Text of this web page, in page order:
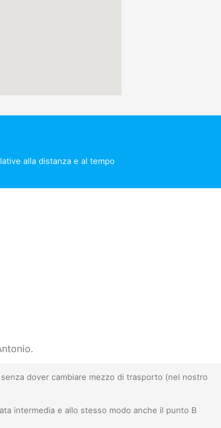
alla distanza e al tempo
dover cambiare mezzo di trasporto (nel nostro
intermedia e allo stesso modo anche il punto B